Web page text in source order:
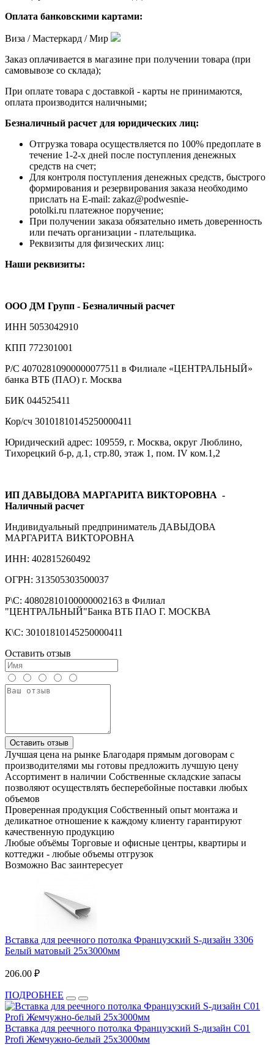
Оплата банковскими картами:
Виза / Мастеркард / Мир
Заказ оплачивается в магазине при получении товара (при
самовывозе со склада);
При оплате товара с доставкой - карты не принимаются,
оплата производится наличными;
Безналичный расчет для юридических лиц:
Отгрузка товара осуществляется по 100% предоплате в
течение 1-2-х дней после поступления денежных
средств на счет;
Для контроля поступления денежных средств, быстрого
формирования и резервирования заказа необходимо
прислать на E-mail: zakaz@podwesnie-
potolki.ru платежное поручение;
При получении заказа обязательно иметь доверенность
или печать организации - плательщика.
Реквизиты для физических лиц:
Наши реквизиты:
ООО ДМ Групп - Безналичный расчет
ИНН 5053042910
КПП 772301001
Р/С 40702810900000077511 в Филиале «ЦЕНТРАЛЬНЫЙ»
банка ВТБ (ПАО) г. Москва
БИК 044525411
Кор/сч 30101810145250000411
Юридический адрес: 109559, г. Москва, округ Люблино,
Тихорецкий б-р, д.1, стр.80, этаж 1, пом. IV ком.1,2
ИП ДАВЫДОВА МАРГАРИТА ВИКТОРОВНА -
Наличный расчет
Индивидуальный предприниматель ДАВЫДОВА
МАРГАРИТА ВИКТОРОВНА
ИНН: 402815260492
ОГРН: 313505303500037
Р\С: 40802810100000002163 в Филиал
"ЦЕНТРАЛЬНЫЙ"Банка ВТБ ПАО Г. МОСКВА
К\С: 30101810145250000411
Оставить отзыв
Оставить отзыв
Лучшая цена на рынке Благодаря прямым договорам с
производителями мы готовы предложить лучшую цену
Ассортимент в наличии Собственные складские запасы
позволяют осуществлять бесперебойные поставки любых
объемов
Проверенная продукция Собственный опыт монтажа и
деликатное отношение к каждому клиенту гарантируют
качественную продукцию
Любые объёмы Торговые и офисные центры, квартиры и
коттеджи - любые объемы отгрузок
Возможно Вас заинтересует
Вставка для реечного потолка Французский S-дизайн 3306
Белый матовый 25х3000мм
206.00 ₽
ПОДРОБНЕЕ
Вставка для реечного потолка Французский S-дизайн С01
Profi Жемчужно-белый 25х3000мм